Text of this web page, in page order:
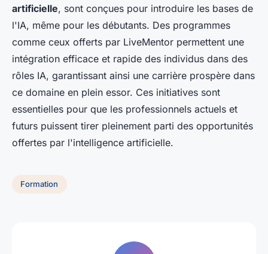
artificielle, sont conçues pour introduire les bases de
l'IA, même pour les débutants. Des programmes
comme ceux offerts par LiveMentor permettent une
intégration efficace et rapide des individus dans des
rôles IA, garantissant ainsi une carrière prospère dans
ce domaine en plein essor. Ces initiatives sont
essentielles pour que les professionnels actuels et
futurs puissent tirer pleinement parti des opportunités
offertes par l'intelligence artificielle.
Formation